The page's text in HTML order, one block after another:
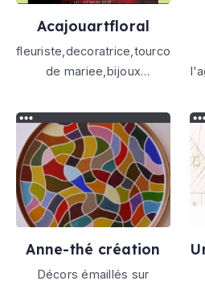
Acajouartfloral
de mariee,bijoux
floraux,livraison
fleurs,interflora,artisan,decoration
Anne-thé création
Décors émaillés sur